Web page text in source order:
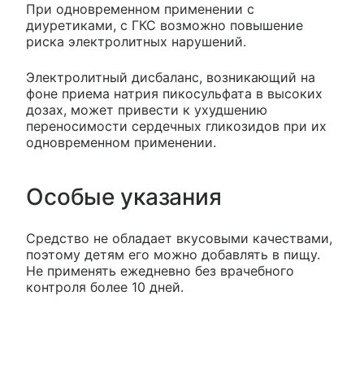
При одновременном применении с
диуретиками, с ГКС возможно повышение
риска электролитных нарушений.
Электролитный дисбаланс, возникающий на
фоне приема натрия пикосульфата в высоких
дозах, может привести к ухудшению
переносимости сердечных гликозидов при их
одновременном применении.
Особые указания
Средство не обладает вкусовыми качествами,
поэтому детям его можно добавлять в пищу.
Не применять ежедневно без врачебного
контроля более 10 дней.